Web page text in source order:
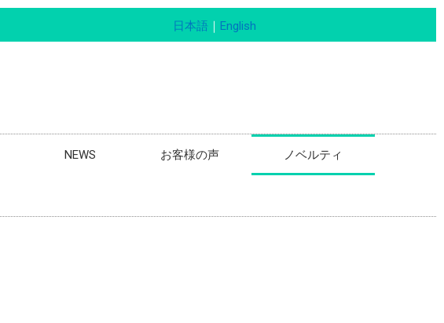
日本語 ｜ English
NEWS お客様の声 ノベルティ